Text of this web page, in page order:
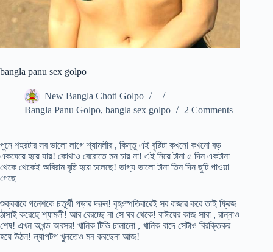
bangla panu sex golpo
New Bangla Choti Golpo
Bangla Panu Golpo, bangla sex golpo 2 Comments
পুনে শহরটার সব ভালো লাগে শ্যামলীর , কিন্তু এই বৃষ্টিটা কখনো কখনো বড়
একঘেয়ে হয়ে যায়! কোথাও বেরোতে মন চায় না! এই নিয়ে টানা ৫ দিন একটানা
থেকে থেকেই অবিরাম বৃষ্টি হয়ে চলেছে! ভাগ্য ভালো টানা তিন দিন ছুটি পাওয়া
গেছে
শুক্রবারে গনেশকে চতুর্থী পড়ার দরুন! বৃহঃস্পতিবারেই সব বাজার করে তাই ফ্রিজ
ঠাসাই করেছে শ্যামলী! আর বেরচ্ছে না সে ঘর থেকে! বাঈয়ের কাজ সারা , রান্নাও
শেষ! এখন অখন্ড অবসর! খানিক টিভি চালালো , খানিক বাদে সেটাও বিরক্তিকর
হয়ে উঠল! ল্যাপটপ খুলতেও মন করছেনা আজ!